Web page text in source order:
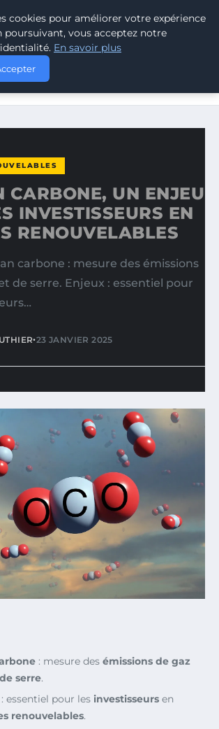
RENOUVELABLES
UN ENJEU POUR LES INVESTISSEURS
CARBONE, UN ENJEU
INVESTISSEURS EN
RENOUVELABLES
carbone : mesure des émissions
de serre. Enjeux : essentiel pour
•23 JANVIER 2025
: mesure des émissions de gaz
serre.
: essentiel pour les investisseurs en
renouvelables.
cookies pour améliorer votre expérience
poursuivant, vous acceptez notre
En savoir plus